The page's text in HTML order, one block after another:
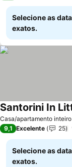
Selecione as
exatos.
Casa/apartamento inteiro
Santorini In
9,1 Excelente 25
Selecione as
exatos.